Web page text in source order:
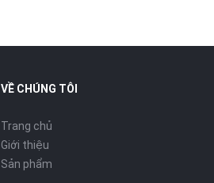
VỀ CHÚNG TÔI
Trang chủ
Giới thiệu
Sản phẩm